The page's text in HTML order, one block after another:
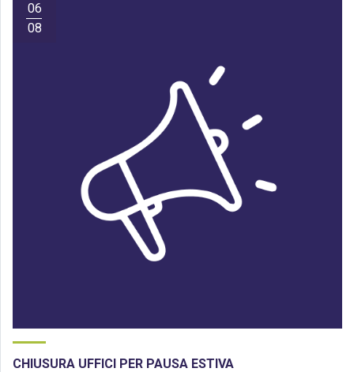
06
08
CHIUSURA UFFICI PER PAUSA ESTIVA